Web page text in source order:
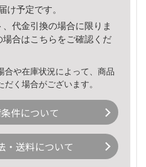
け予定です。
代金引換の場合に限りま
場合はこちら をご確認くだ
や在庫状況によって、商品
く場合がございます。
件について
・送料について